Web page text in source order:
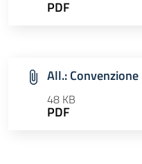
PDF
All.: Convenzione
48 KB
PDF